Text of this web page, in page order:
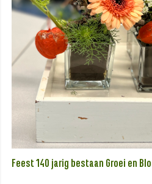
Feest 140 jarig bestaan Groei en